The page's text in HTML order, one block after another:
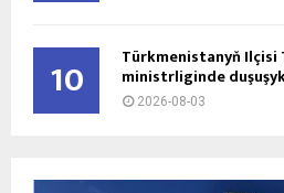
10 Türkmenistanyň Ilçisi
ministrliginde
2026-08-03